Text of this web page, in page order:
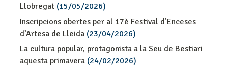
Llobregat (15/05/2026)
Inscripcions obertes per al 17è Festival d’Enceses
d’Artesa de Lleida (23/04/2026)
La cultura popular, protagonista a la Seu de Bestiari
aquesta primavera (24/02/2026)